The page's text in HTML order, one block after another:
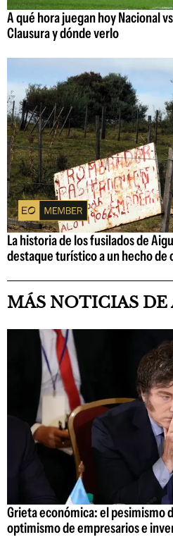
A qué hora juegan hoy Nacional
Clausura y dónde verlo
La historia de los fusilados de
destaque turístico a un hecho de
MÁS NOTICIAS
Grieta económica: el pesimismo
optimismo de empresarios e